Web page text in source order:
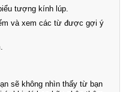
tượng kính lúp.
và xem các từ được gợi ý
sẽ không nhìn thấy từ bạn